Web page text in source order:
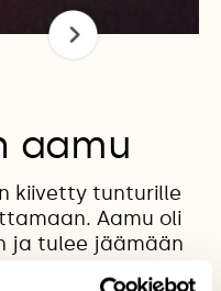
aamu
kiivetty tunturille
Aamu oli
ja tulee jäämään